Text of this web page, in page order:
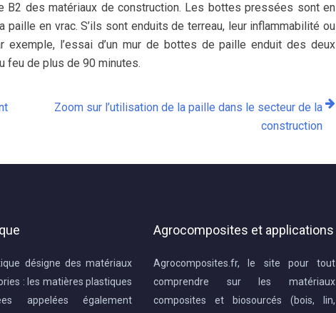
des matériaux de construction. Les bottes pressées sont en
en vrac. S’ils sont enduits de terreau, leur inflammabilité ou
exemple, l’essai d’un mur de bottes de paille enduit des deux
feu de plus de 90 minutes.
Zoom sur l’utilisation de la paille dans le secteur de la
construction
désigne des matériaux
: les matières plastiques
appelées également
Agrocomposites et applications
Agrocomposites.fr, le site pour tout
comprendre sur les matériaux
composites et biosourcés (bois, lin,